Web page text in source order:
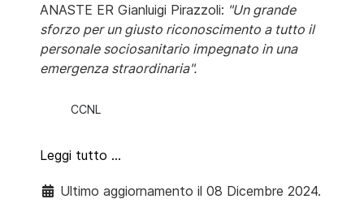
ANASTE ER Gianluigi Pirazzoli: "Un grande
sforzo per un giusto riconoscimento a tutto il
personale sociosanitario impegnato in una
emergenza straordinaria".
CCNL
Leggi tutto …
Ultimo aggiornamento il 08 Dicembre 2024.